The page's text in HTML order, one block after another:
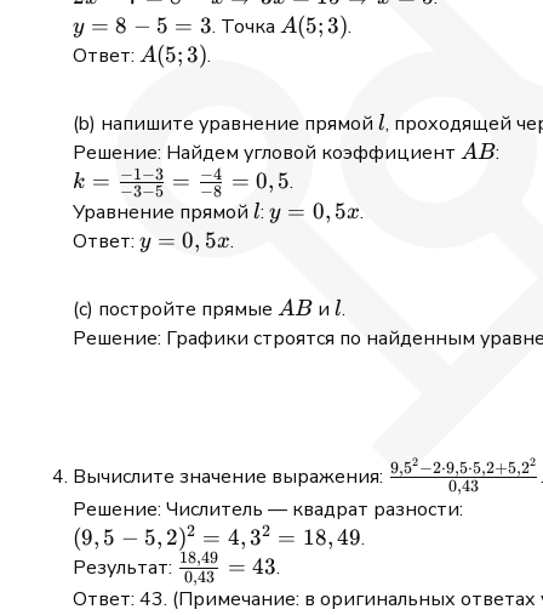
x
\Rightarrow
x = 5
y
=
-
5
=
3
y = 8 − 5 = 3. Точка A(5;
A(5;3).
Ответ: A(5;
A(5;3).
напишите уравнение прямой l
l, проходящей
Решение: Найдем угловой коэффициент AB
AB:
k =
\frac{-1
- 3}{-3 -
{-8} =
0,5
k = −3−5
−1−3 = −8
−4 = 0, 5.
Уравнение прямой l
l:y =
y = 0, 5x.
Ответ: y =
y = 0, 5x.
постройте прямые A
B
ABи l
l.
Решение: Графики строятся по найденным
Вычислите значение выражения: \frac{9,5^{2}-
\cdot 9,5 \cdot
0,43
9,52−2⋅9,5⋅5,2+5,22
.
Решение: Числитель — квадрат разности:
(9,5 -
5,2)^2
=
(9, 5 − 5, 2)2 = 4,32 = 18,49.
Результат: \frac{18,49}
{0,43} = 43
0,43
18,49 = 43.
Ответ: 43. (Примечание: в оригинальных ответах